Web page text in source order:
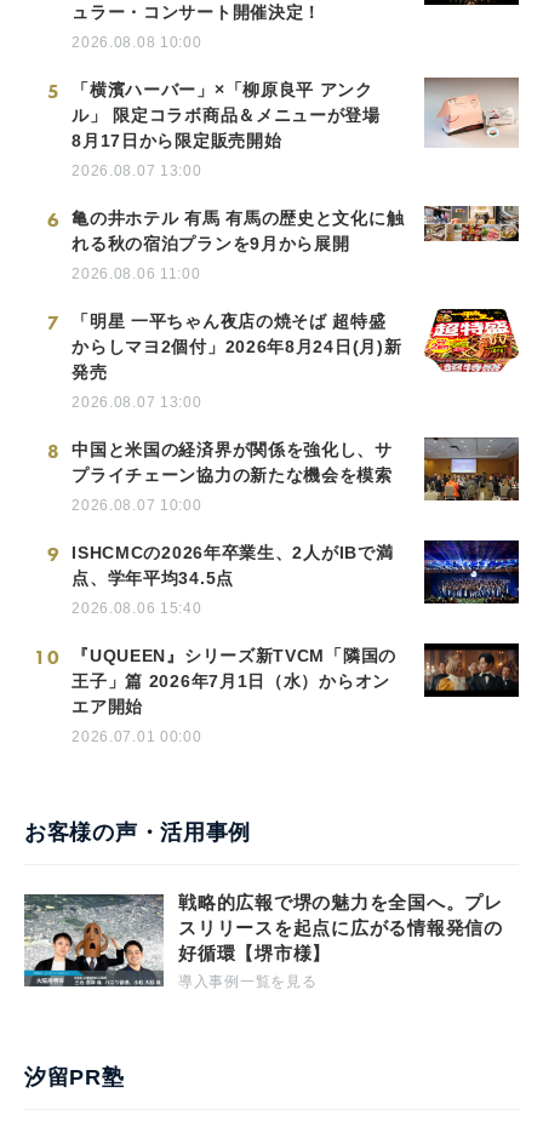
ュラー・コンサート開催決定！
2026.08.08 10:00
5
「横濱ハーバー」×「柳原良平 アンク
ル」 限定コラボ商品＆メニューが登場
8月17日から限定販売開始
2026.08.07 13:00
6
亀の井ホテル 有馬 有馬の歴史と文化に触
れる秋の宿泊プランを9月から展開
2026.08.06 11:00
7
「明星 一平ちゃん夜店の焼そば 超特盛
からしマヨ2個付」2026年8月24日(月)新
発売
2026.08.07 13:00
8
中国と米国の経済界が関係を強化し、サ
プライチェーン協力の新たな機会を模索
2026.08.07 10:00
9
ISHCMCの2026年卒業生、2人がIBで満
点、学年平均34.5点
2026.08.06 15:40
10
『UQUEEN』シリーズ新TVCM「隣国の
王子」篇 2026年7月1日（水）からオン
エア開始
2026.07.01 00:00
お客様の声・活用事例
戦略的広報で堺の魅力を全国へ。プレ
スリリースを起点に広がる情報発信の
好循環【堺市様】
導入事例一覧を見る
汐留PR塾